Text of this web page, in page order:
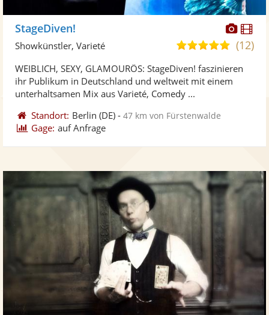
Fotos
StageDiven!
4,9
5
(12)
Showkünstler, Varieté
WEIBLICH, SEXY, GLAMOURÖS: StageDiven! faszinieren
ihr Publikum in Deutschland und weltweit mit einem
unterhaltsamen Mix aus Varieté, Comedy ...
Standort: Berlin (DE) -47 km von Fürstenwalde
Gage: auf Anfrage